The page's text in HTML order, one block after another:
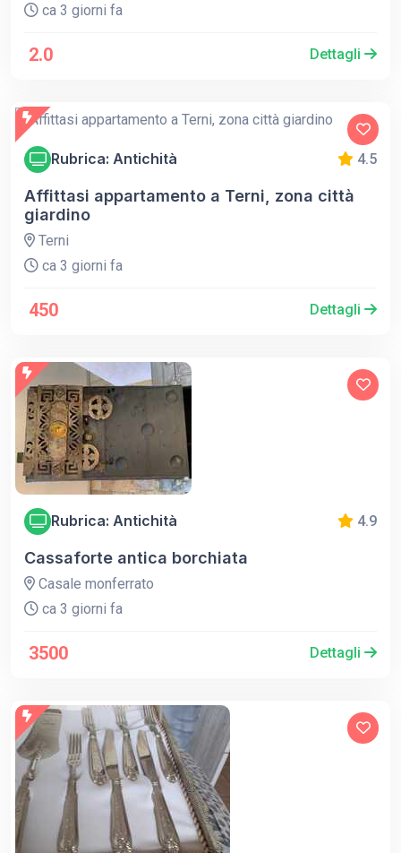
ca 3 giorni fa
2.0 Dettagli
Rubrica: Antichità 4.5
Affittasi appartamento a Terni, zona città
giardino
Terni
ca 3 giorni fa
450 Dettagli
Rubrica: Antichità 4.9
Cassaforte antica borchiata
Casale monferrato
ca 3 giorni fa
3500 Dettagli